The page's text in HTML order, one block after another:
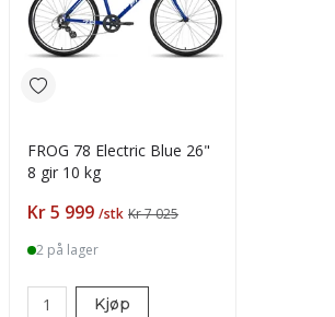
FROG 78 Electric Blue 26"
8 gir 10 kg
Pris
Kr 5 999 /stk Kr 7 025
2 på lager
Kjøp